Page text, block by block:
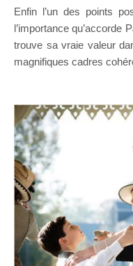
Enfin l’un des points
l’importance qu’accorde
trouve sa vraie valeur
magnifiques cadres